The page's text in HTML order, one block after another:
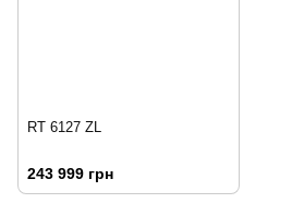
RT 6127 ZL
243 999 грн